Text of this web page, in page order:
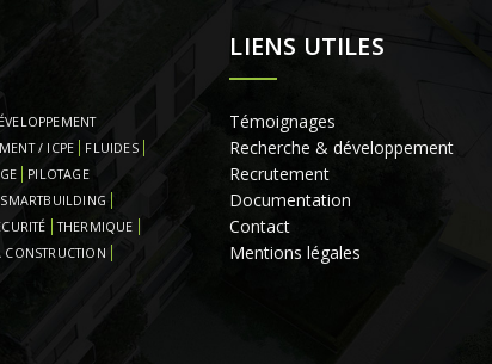
/ ICPE
FLUIDES
PILOTAGE
SMARTBUILDING
THERMIQUE
LIENS UTILES
Témoignages
Recherche & développement
Recrutement
Documentation
Contact
Mentions légales